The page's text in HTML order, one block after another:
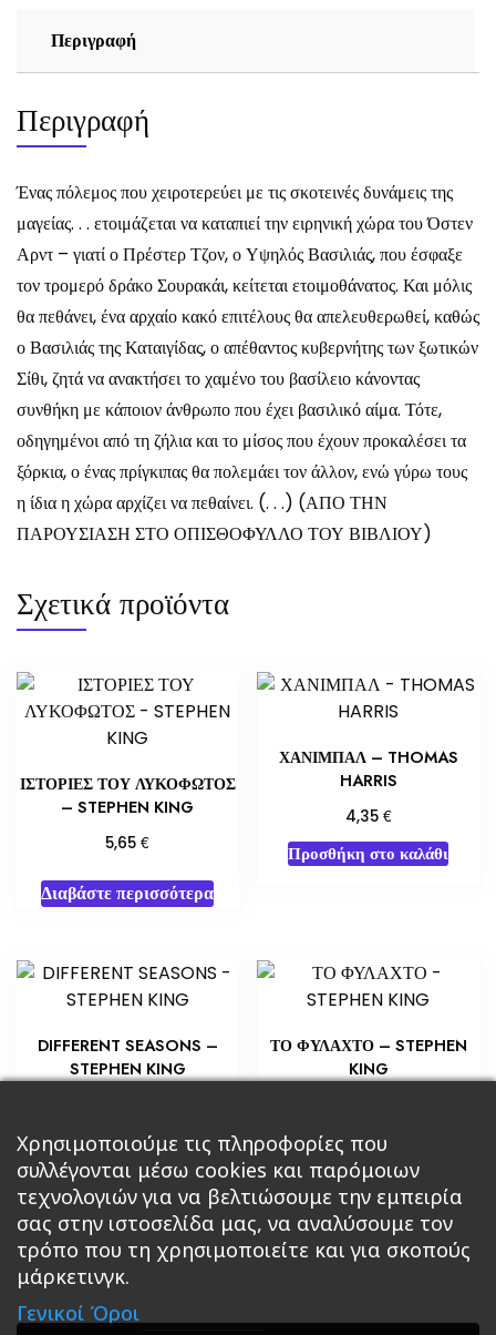
-
ΘΡΟΝΟΣ
ΑΠΟ
ΔΡΑ
ποσότητα
Περιγραφή
Περιγραφή
Ένας πόλεμος που χειροτερεύει με τις σκοτεινές δυνάμεις της
μαγείας. . . ετοιμάζεται να καταπιεί την ειρηνική χώρα του Όστεν
Αρντ – γιατί ο Πρέστερ Τζον, ο Υψηλός Βασιλιάς, που έσφαξε
τον τρομερό δράκο Σουρακάι, κείτεται ετοιμοθάνατος. Και μόλις
θα πεθάνει, ένα αρχαίο κακό επιτέλους θα απελευθερωθεί, καθώς
ο Βασιλιάς της Καταιγίδας, ο απέθαντος κυβερνήτης των ξωτικών
Σίθι, ζητά να ανακτήσει το χαμένο του βασίλειο κάνοντας
συνθήκη με κάποιον άνθρωπο που έχει βασιλικό αίμα. Τότε,
οδηγημένοι από τη ζήλια και το μίσος που έχουν προκαλέσει τα
ξόρκια, ο ένας πρίγκιπας θα πολεμάει τον άλλον, ενώ γύρω τους
η ίδια η χώρα αρχίζει να πεθαίνει. (. . .) (ΑΠΟ ΤΗΝ
ΠΑΡΟΥΣΙΑΣΗ ΣΤΟ ΟΠΙΣΘΟΦΥΛΛΟ ΤΟΥ ΒΙΒΛΙΟΥ)
Σχετικά προϊόντα
ΙΣΤΟΡΙΕΣ ΤΟΥ ΛΥΚΟΦΩΤΟΣ
– STEPHEN KING
5,65€
Διαβάστε περισσότερα
ΧΑΝΙΜΠΑΛ – THOMAS
HARRIS
4,35 €
Προσθήκη στο καλάθι
DIFFERENT SEASONS –
STEPHEN KING
Προσθήκη στο καλάθι
ΤΟ ΦΥΛΑΧΤΟ – STEPHEN
KING
Προσθήκη στο καλάθι
Κεντρική Βιβλία
Roleplaying Games Ψυχαγωγία Εκδόσεις Βάρδος
Χρησιμοποιούμε τις πληροφορίες που
συλλέγονται μέσω cookies και παρόμοιων
τεχνολογιών για να βελτιώσουμε την εμπειρία
σας στην ιστοσελίδα μας, να αναλύσουμε τον
τρόπο που τη χρησιμοποιείτε και για σκοπούς
μάρκετινγκ.
Γενικοί Όροι